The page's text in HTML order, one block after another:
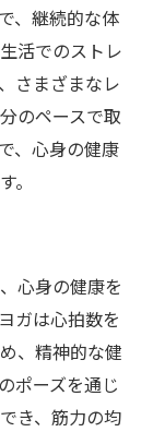
、継続的な体
活でのストレ
さまざまなレ
のペースで取
、心身の健康
。
心身の健康を
ガは心拍数を
、精神的な健
ポーズを通じ
き、筋力の均